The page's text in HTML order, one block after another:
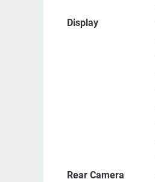
Display
Rear Camera